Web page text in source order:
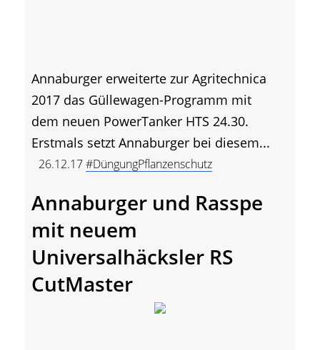
Annaburger erweiterte zur Agritechnica
2017 das Güllewagen-Programm mit
dem neuen PowerTanker HTS 24.30.
Erstmals setzt Annaburger bei diesem...
26.12.17#DüngungPflanzenschutz
Annaburger und Rasspe
mit neuem
Universalhäcksler RS
CutMaster